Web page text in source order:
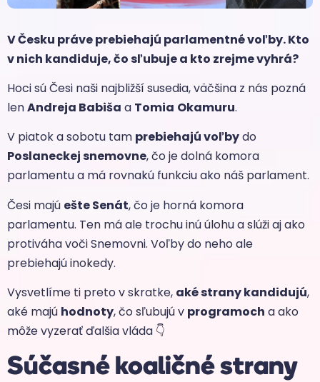
V Česku práve prebiehajú parlamentné voľby. Kto
v nich kandiduje, čo sľubuje a kto zrejme vyhrá?
Hoci sú Česi naši najbližší susedia, väčšina z nás pozná
lenAndreja Babiša a Tomia Okamuru.
V piatok a sobotu tam prebiehajú voľbydo
Poslaneckej snemovne, čo je dolná komora
parlamentu a má rovnakú funkciu ako náš parlament.
Česi majú ešte Senát, čo je horná komora
parlamentu. Ten má ale trochu inú úlohu a slúži aj ako
protiváha voči Snemovni. Voľby do neho ale
prebiehajú inokedy.
Vysvetlíme ti preto v skratke, aké strany kandidujú,
aké majú hodnoty, čo sľubujú v programoch a ako
môže vyzerať ďalšia vláda 👇
Súčasné koaličné strany